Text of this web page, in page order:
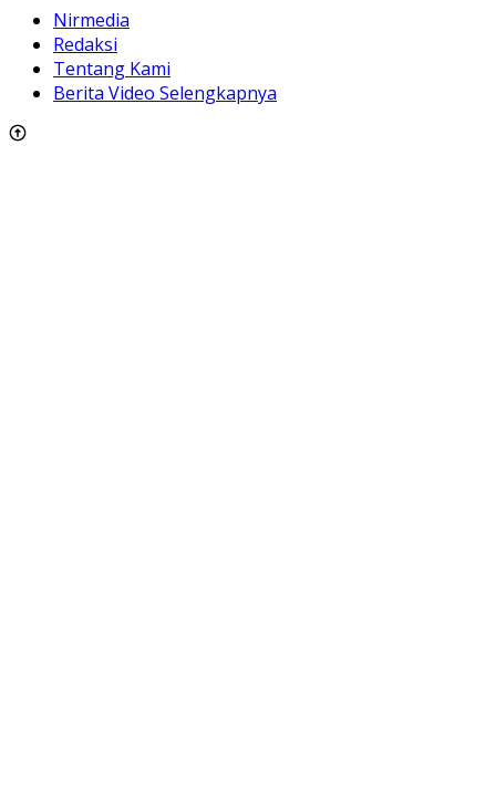
Nirmedia
Redaksi
Tentang Kami
Berita Video Selengkapnya